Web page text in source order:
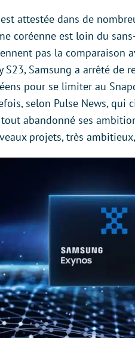
est attestée dans de
coréenne est loin du
pas la comparaison
S23, Samsung a arrêté
pour se limiter au
selon Pulse News, qui
abandonné ses
projets, très